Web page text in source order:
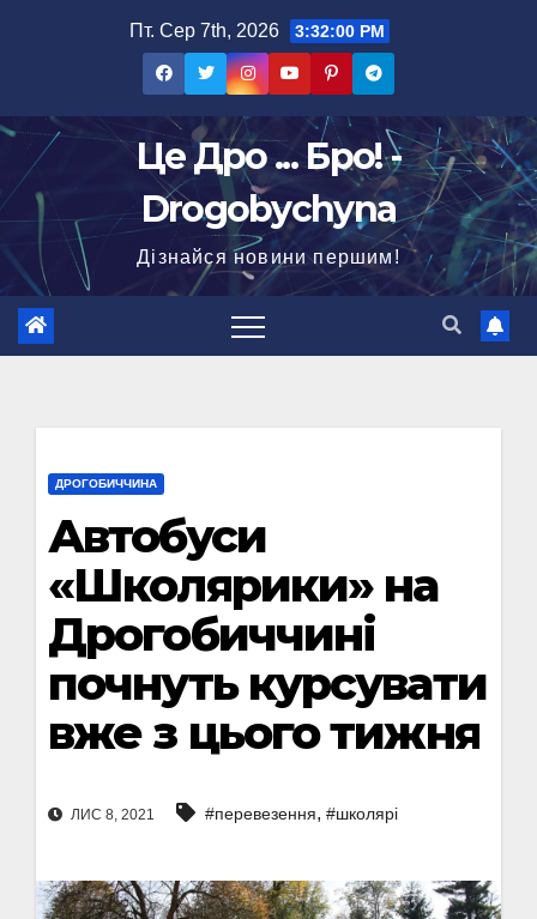
Пт. Сер 7th, 2026 3:32:01 PM
Це Дро ... Бро! -
Drogobychyna
Дізнайся новини першим!
ДРОГОБИЧЧИНА
Автобуси
«Школярики» на
Дрогобиччині
почнуть курсувати
вже з цього тижня
ЛИС 8, 2021 #перевезення, #школярі